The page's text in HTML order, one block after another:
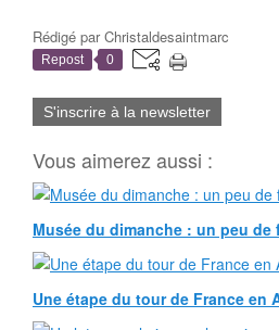
Rédigé parChristaldesaintmarc
Repost 0
S'inscrire à la newsletter
Vous aimerez aussi :
Musée du dimanche : un peu de
Une étape du tour de France en